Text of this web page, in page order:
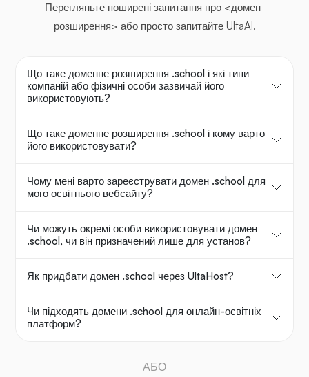
Перегляньте поширені запитання про <домен-
розширення> або просто запитайте UltaAI.
Що таке доменне розширення .school і які типи
компаній або фізичні особи зазвичай його
використовують?
Що таке доменне розширення .school і кому варто
його використовувати?
Чому мені варто зареєструвати домен .school для
мого освітнього вебсайту?
Чи можуть окремі особи використовувати домен
.school, чи він призначений лише для установ?
Як придбати домен .school через UltaHost?
Чи підходять домени .school для онлайн-освітніх
платформ?
АБО